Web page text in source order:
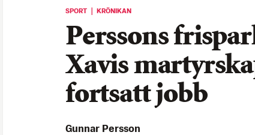
SPORT ｜ KRÖNIKAN
Perssons
Xavis
fortsatt jobb
Gunnar Persson